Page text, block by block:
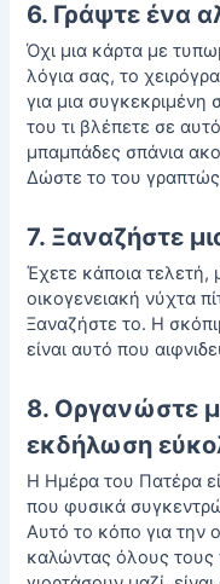
6. Γράψτε ένα
Όχι μια κάρτα με
λόγια σας, το
για μια
του τι βλέπετε σε
μπαμπάδες σπάνια
Δώστε το του
7. Ξαναζήστε
Έχετε κάποια τελετή,
οικογενειακή νύχτα
Ξαναζήστε το. Η
είναι αυτό που
8. Οργανώστε
εκδήλωση
Η Ημέρα του Πατέρα
που φυσικά
Αυτό το κόπο για την
καλώντας όλους τους